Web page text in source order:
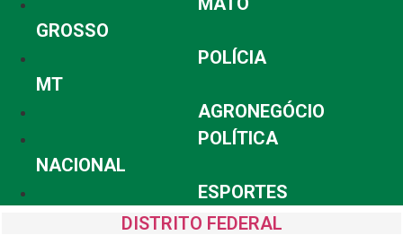
GROSSO
POLÍCIA
MT
AGRONEGÓCIO
POLÍTICA
NACIONAL
ESPORTES
DISTRITO FEDERAL